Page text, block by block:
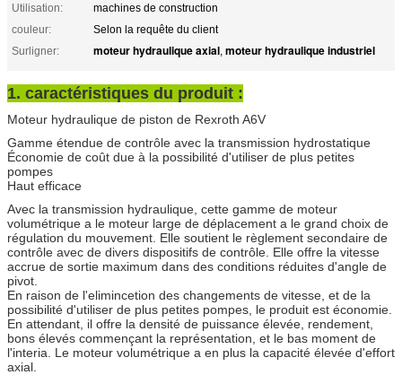
Utilisation:
machines de construction
couleur:
Selon la requête du client
Surligner:
moteur hydraulique axial, moteur hydraulique industriel
1. caractéristiques du produit :
Moteur hydraulique de piston de Rexroth A6V
Gamme étendue de contrôle avec la transmission hydrostatique
Économie de coût due à la possibilité d'utiliser de plus petites
pompes
Haut efficace
Avec la transmission hydraulique, cette gamme de moteur
volumétrique a le moteur large de déplacement a le grand choix de
régulation du mouvement. Elle soutient le règlement secondaire de
contrôle avec de divers dispositifs de contrôle. Elle offre la vitesse
accrue de sortie maximum dans des conditions réduites d'angle de
pivot.
En raison de l'elimincetion des changements de vitesse, et de la
possibilité d'utiliser de plus petites pompes, le produit est économie.
En attendant, il offre la densité de puissance élevée, rendement,
bons élevés commençant la représentation, et le bas moment de
l'interia. Le moteur volumétrique a en plus la capacité élevée d'effort
axial.